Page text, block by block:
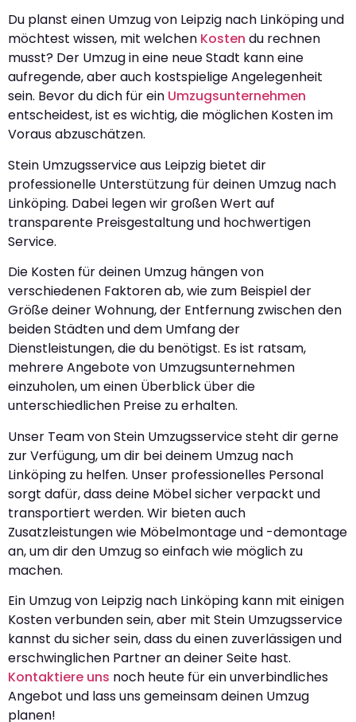
Du planst einen Umzug von Leipzig nach Linköping und
möchtest wissen, mit welchen Kosten du rechnen
musst? Der Umzug in eine neue Stadt kann eine
aufregende, aber auch kostspielige Angelegenheit
sein. Bevor du dich für ein Umzugsunternehmen
entscheidest, ist es wichtig, die möglichen Kosten im
Voraus abzuschätzen.
Stein Umzugsservice aus Leipzig bietet dir
professionelle Unterstützung für deinen Umzug nach
Linköping. Dabei legen wir großen Wert auf
transparente Preisgestaltung und hochwertigen
Service.
Die Kosten für deinen Umzug hängen von
verschiedenen Faktoren ab, wie zum Beispiel der
Größe deiner Wohnung, der Entfernung zwischen den
beiden Städten und dem Umfang der
Dienstleistungen, die du benötigst. Es ist ratsam,
mehrere Angebote von Umzugsunternehmen
einzuholen, um einen Überblick über die
unterschiedlichen Preise zu erhalten.
Unser Team von Stein Umzugsservice steht dir gerne
zur Verfügung, um dir bei deinem Umzug nach
Linköping zu helfen. Unser professionelles Personal
sorgt dafür, dass deine Möbel sicher verpackt und
transportiert werden. Wir bieten auch
Zusatzleistungen wie Möbelmontage und -demontage
an, um dir den Umzug so einfach wie möglich zu
machen.
Ein Umzug von Leipzig nach Linköping kann mit einigen
Kosten verbunden sein, aber mit Stein Umzugsservice
kannst du sicher sein, dass du einen zuverlässigen und
erschwinglichen Partner an deiner Seite hast.
Kontaktiere uns noch heute für ein unverbindliches
Angebot und lass uns gemeinsam deinen Umzug
planen!